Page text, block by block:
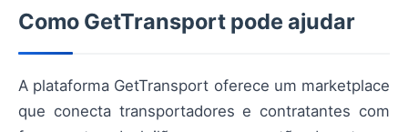
Como GetTransport pode ajudar
A plataforma GetTransport oferece um marketplace
que conecta transportadores e contratantes com